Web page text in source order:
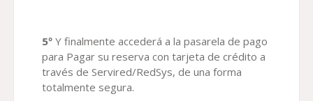
5º Y finalmente accederá a la pasarela de pago
para Pagar su reserva con tarjeta de crédito a
través de Servired/RedSys, de una forma
totalmente segura.